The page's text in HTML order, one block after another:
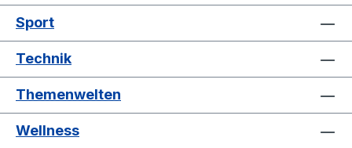
Sport
Technik
Themenwelten
Wellness